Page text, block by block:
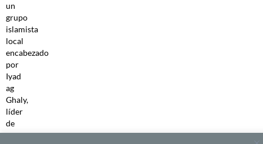
un
grupo
islamista
local
encabezado
por
Iyad
ag
Ghaly,
líder
de
un